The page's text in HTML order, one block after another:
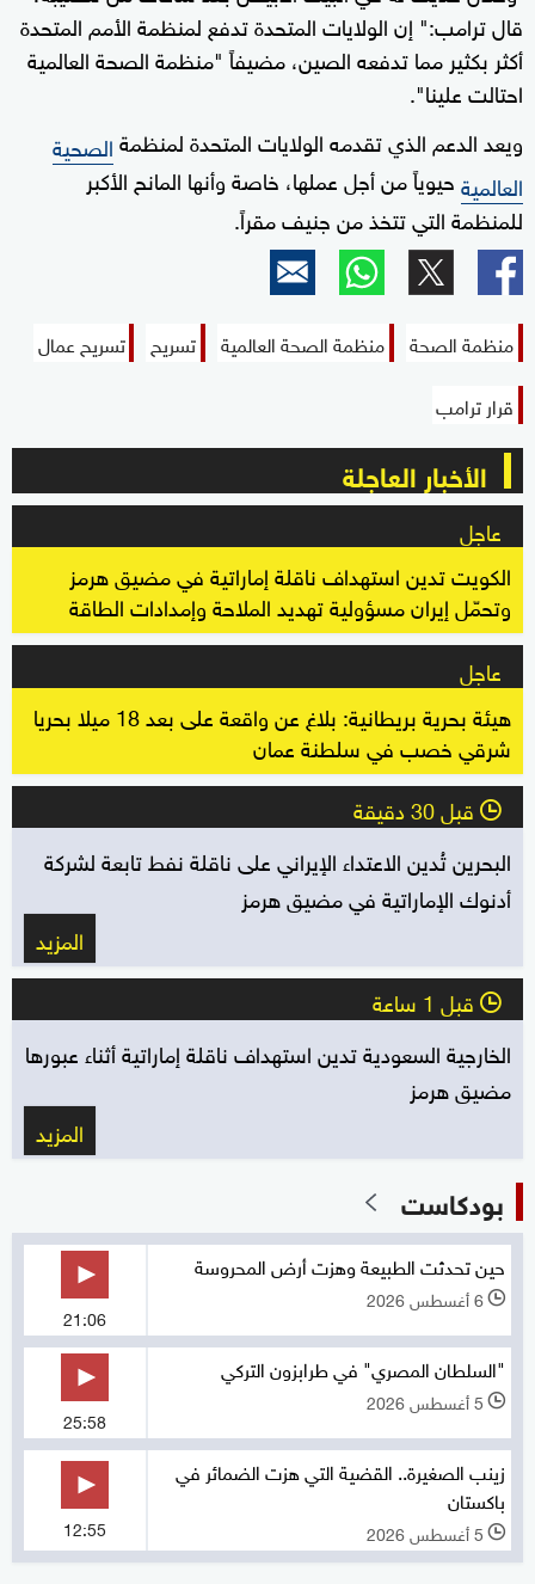
قال ترامب:" إن الولايات المتحدة تدفع لمنظمة الأمم المتحدة
أكثر بكثير مما تدفعه الصين، مضيفاً "منظمة الصحة العالمية
احتالت علينا".
ويعد الدعم الذي تقدمه الولايات المتحدة لمنظمةالصحية
العالميةحيوياً من أجل عملها، خاصة وأنها المانح الأكبر
للمنظمة التي تتخذ من جنيف مقراً.
منظمة الصحة منظمة الصحة العالمية تسريح
تسريح عمال
قرار ترامب
الأخبار العاجلة
عاجل
الكويت تدين استهداف ناقلة إماراتية في مضيق هرمز
وتحمّل إيران مسؤولية تهديد الملاحة وإمدادات الطاقة
عاجل
هيئة بحرية بريطانية: بلاغ عن واقعة على بعد 18 ميلا بحريا
شرقي خصب في سلطنة عمان
l قبل 30 دقيقة
البحرين تُدين الاعتداء الإيراني على ناقلة نفط تابعة لشركة
أدنوك الإماراتية في مضيق هرمز
المزيد
l قبل 1 ساعة
الخارجية السعودية تدين استهداف ناقلة إماراتية أثناء عبورها
مضيق هرمز
المزيد
بودكاست
حين تحدثت الطبيعة وهزت أرض المحروسة
l 6 أغسطس 2026
21:06
"السلطان المصري" في طرابزون التركي
l 5 أغسطس 2026
25:58
زينب الصغيرة.. القضية التي هزت الضمائر في
باكستان
l 5 أغسطس 2026 12:55